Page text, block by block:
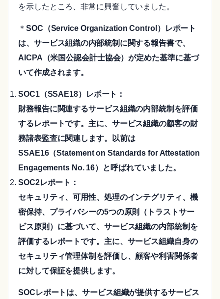
を示したところ、非常に興奮していました。
＊ SOC（Service Organization Control）レポート
は、サービス組織の内部統制に関する報告書で、
AICPA（米国公認会計士協会）が定めた基準に基づ
いて作成されます。
SOC1（SSAE18）レポート：
財務報告に関連するサービス組織の内部統制を評価
するレポートです。主に、サービス組織の顧客の財
務諸表監査に関連します。以前は
SSAE16（Statement on Standards for Attestation
Engagements No. 16）と呼ばれていました。
SOC2レポート：
セキュリティ、可用性、処理のインテグリティ、機
密保持、プライバシーの5つの原則（トラストサー
ビス原則）に基づいて、サービス組織の内部統制を
評価するレポートです。主に、サービス組織自身の
セキュリティ管理体制を評価し、顧客や利害関係者
に対して保証を提供します。
SOCレポートは、サービス組織が提供するサービス